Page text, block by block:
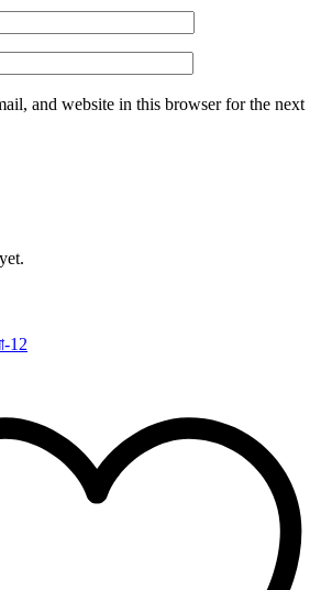
and website in this browser for the next